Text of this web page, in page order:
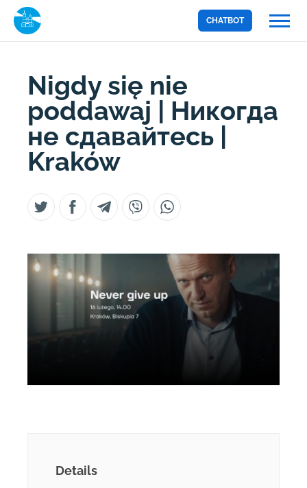
CHATBOT
Nigdy się nie
poddawaj | Никогда
не сдавайтесь |
Kraków
Details